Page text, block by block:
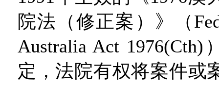
院法（修正案）》（
Australia Act 1976(Cth)
定，法院有权将案件或